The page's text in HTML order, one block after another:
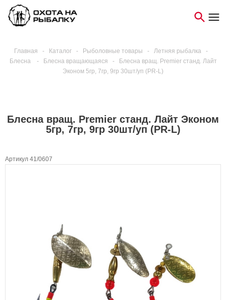
Главная - Каталог - Рыболовные товары - Летняя рыбалка
-
Блесна
- Блесна вращающаяся -
Блесна вращ. Premier станд. Лайт
Эконом 5гр, 7гр, 9гр 30шт/уп (PR-L)
Блесна вращ. Premier станд. Лайт Эконом
5гр, 7гр, 9гр 30шт/уп (PR-L)
Артикул 41/0607